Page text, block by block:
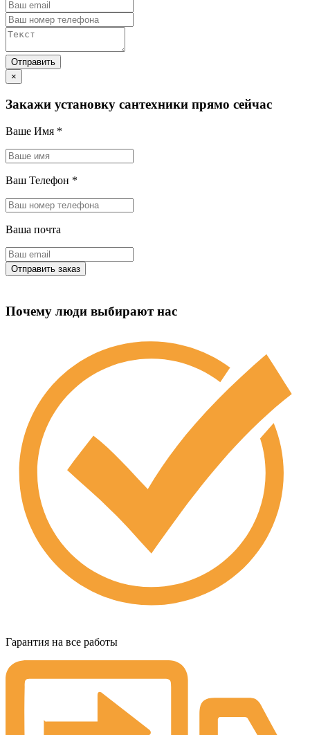
×
Закажи установку сантехники прямо сейчас
Ваше Имя *
Ваш Телефон *
Ваша почта
Почему люди выбирают нас
Гарантия на все работы